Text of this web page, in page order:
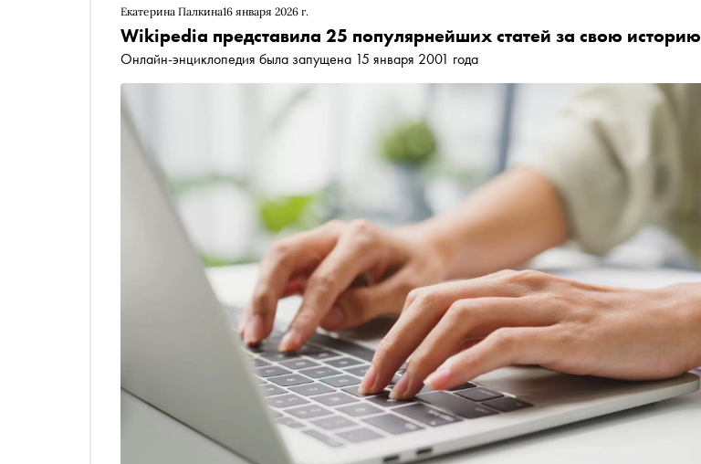
Екатерина Палкина16 января 2026 г.
Wikipedia представила 25 популярнейших статей за свою историю
Онлайн-энциклопедия была запущена 15 января 2001 года